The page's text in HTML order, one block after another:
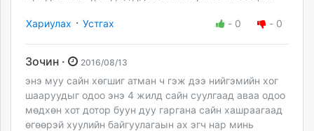
Хариулах · Устгах - 0 - 0
Зочин · 2016/08/13
энэ муу сайн хөгшиг атман ч гэж дээ нийгэмийн хог
шааруудыг одоо энэ 4 жилд сайн суулгаад аваа одоо
мөдхөн хот дотор буун дуу гаргана сайн хашраагаад
өгөөрэй хуулийн байгуулагаын ах эгч нар минь